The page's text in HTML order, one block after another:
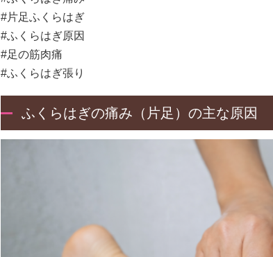
#片足ふくらはぎ
#ふくらはぎ原因
#足の筋肉痛
#ふくらはぎ張り
ふくらはぎの痛み（片足）の主な原因